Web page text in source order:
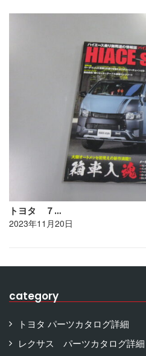
トヨタ ７…
2023年11月20日
category
トヨタ パーツカタログ詳細
レクサス パーツカタログ詳細